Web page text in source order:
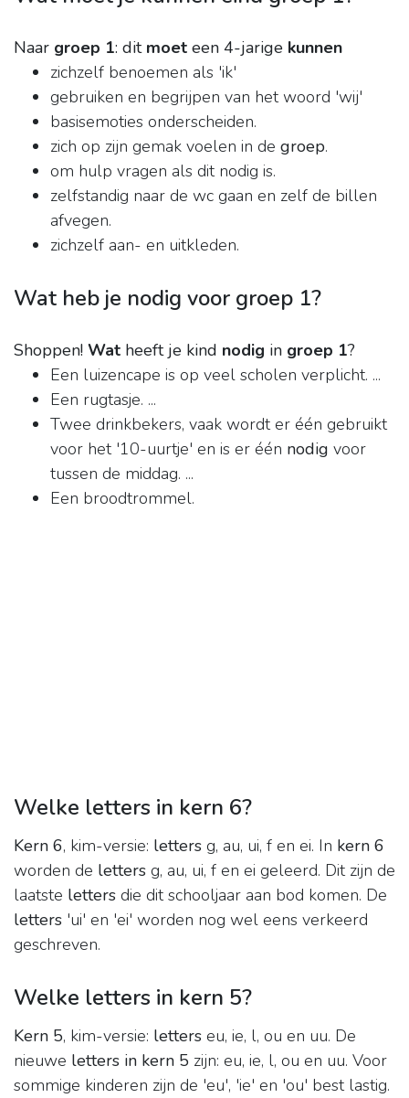
Naar groep 1: dit moet een 4-jarige kunnen
zichzelf benoemen als 'ik'
gebruiken en begrijpen van het woord 'wij'
basisemoties onderscheiden.
zich op zijn gemak voelen in de groep.
om hulp vragen als dit nodig is.
zelfstandig naar de wc gaan en zelf de billen
afvegen.
zichzelf aan- en uitkleden.
Wat heb je nodig voor groep 1?
Shoppen! Wat heeft je kind nodig in groep 1?
Een luizencape is op veel scholen verplicht. ...
Een rugtasje. ...
Twee drinkbekers, vaak wordt er één gebruikt
voor het '10-uurtje' en is er één nodig voor
tussen de middag. ...
Een broodtrommel.
Welke letters in kern 6?
Kern 6, kim-versie: letters g, au, ui, f en ei. In kern 6
worden de letters g, au, ui, f en ei geleerd. Dit zijn de
laatste letters die dit schooljaar aan bod komen. De
letters 'ui' en 'ei' worden nog wel eens verkeerd
geschreven.
Welke letters in kern 5?
Kern 5, kim-versie: letters eu, ie, l, ou en uu. De
nieuwe letters in kern 5 zijn: eu, ie, l, ou en uu. Voor
sommige kinderen zijn de 'eu', 'ie' en 'ou' best lastig.